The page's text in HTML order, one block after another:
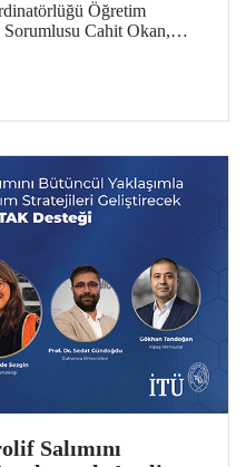
Öğretim
Cahit Okan,
önde gelen
Salımını